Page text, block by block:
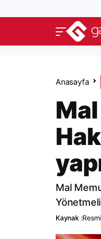
Anasayfa
Mal
Mal
Kaynak :